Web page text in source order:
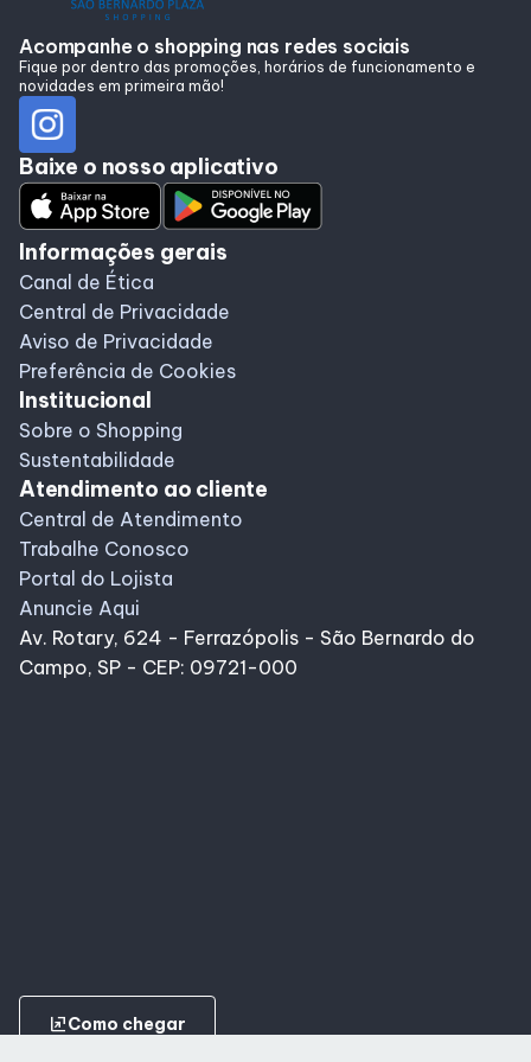
Alimentação
Programa de benefícios
Acompanhe o shopping nas redes sociais
Fique por dentro das promoções, horários de funcionamento e
novidades em primeira mão!
Baixe o nosso aplicativo
Informações gerais
Canal de Ética
Central de Privacidade
Aviso de Privacidade
Preferência de Cookies
Institucional
Sobre o Shopping
Sustentabilidade
Atendimento ao cliente
Central de Atendimento
Trabalhe Conosco
Portal do Lojista
Anuncie Aqui
Av. Rotary, 624 - Ferrazópolis - São Bernardo do
Campo, SP - CEP: 09721-000
ungroupComo chegar